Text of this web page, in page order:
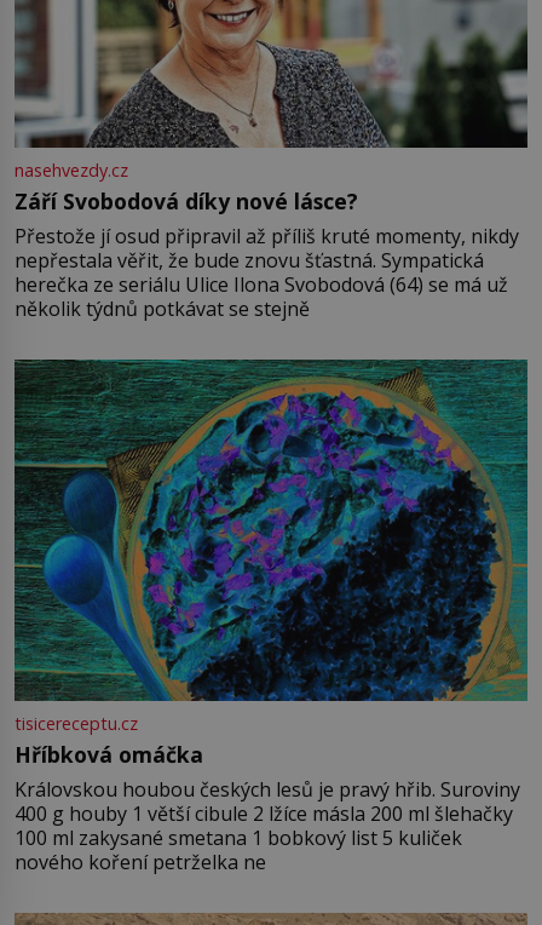
nasehvezdy.cz
Září Svobodová díky nové lásce?
Přestože jí osud připravil až příliš kruté momenty, nikdy
nepřestala věřit, že bude znovu šťastná. Sympatická
herečka ze seriálu Ulice Ilona Svobodová (64) se má už
několik týdnů potkávat se stejně
tisicereceptu.cz
Hříbková omáčka
Královskou houbou českých lesů je pravý hřib. Suroviny
400 g houby 1 větší cibule 2 lžíce másla 200 ml šlehačky
100 ml zakysané smetana 1 bobkový list 5 kuliček
nového koření petrželka ne